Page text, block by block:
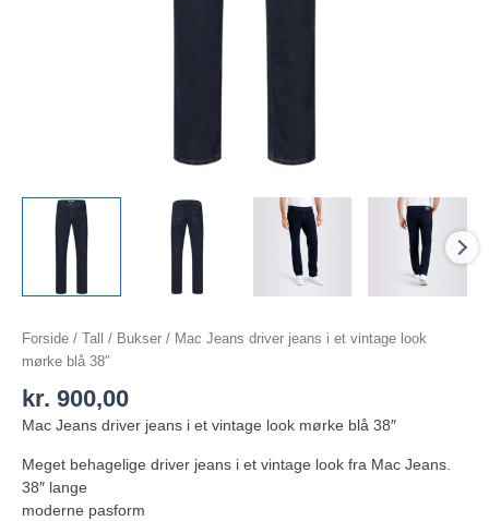
Forside / Tall / Bukser / Mac Jeans driver jeans i et vintage look
mørke blå 38″
kr. 900,00
Mac Jeans driver jeans i et vintage look mørke blå 38″
Meget behagelige driver jeans i et vintage look fra Mac Jeans.
38″ lange
moderne pasform